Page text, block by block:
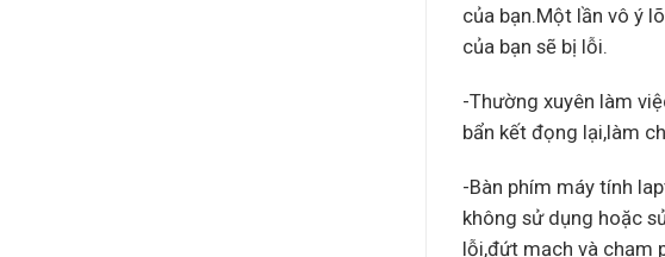
của bạn.Một lần vô ý
của bạn sẽ bị lỗi.
-Thường xuyên làm
bẩn kết đọng lại,làm
-Bàn phím máy tính
không sử dụng hoặc
lỗi,đứt mạch và chạm